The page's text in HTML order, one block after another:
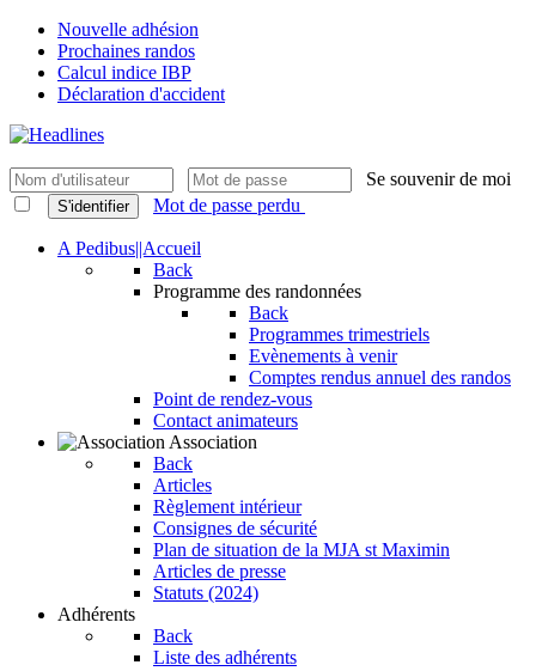
Nouvelle adhésion
Prochaines randos
Calcul indice IBP
Déclaration d'accident
Se souvenir de moi
S'identifier Mot de passe perdu
A Pedibus||Accueil
Back
Programme des randonnées
Back
Programmes trimestriels
Evènements à venir
Comptes rendus annuel des randos
Point de rendez-vous
Contact animateurs
Association
Back
Articles
Règlement intérieur
Consignes de sécurité
Plan de situation de la MJA st Maximin
Articles de presse
Statuts (2024)
Adhérents
Back
Liste des adhérents